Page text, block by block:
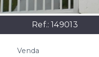
Ref.:149013
Venda